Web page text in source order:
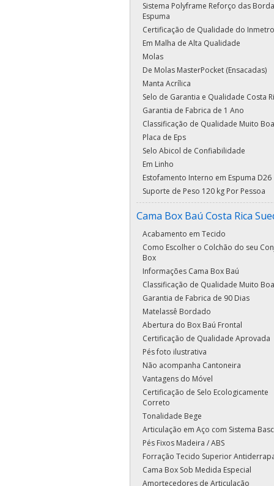
Sistema Polyframe Reforço das
Espuma
Certificação de Qualidade do Inmetro
Em Malha de Alta Qualidade
Molas
De Molas MasterPocket (Ensacadas)
Manta Acrílica
Selo de Garantia e Qualidade Costa
Garantia de Fabrica de 1 Ano
Classificação de Qualidade Muito Boa
Placa de Eps
Selo Abicol de Confiabilidade
Em Linho
Estofamento Interno em Espuma D26
Suporte de Peso 120 kg Por Pessoa
Cama Box Baú Costa Rica
Acabamento em Tecido
Como Escolher o Colchão do seu
Box
Informações Cama Box Baú
Classificação de Qualidade Muito Boa
Garantia de Fabrica de 90 Dias
Matelassê Bordado
Abertura do Box Baú Frontal
Certificação de Qualidade Aprovada
Pés foto ilustrativa
Não acompanha Cantoneira
Vantagens do Móvel
Certificação de Selo Ecologicamente
Correto
Tonalidade Bege
Articulação em Aço com Sistema
Pés Fixos Madeira / ABS
Forração Tecido Superior
Cama Box Sob Medida Especial
Amortecedores de Articulação